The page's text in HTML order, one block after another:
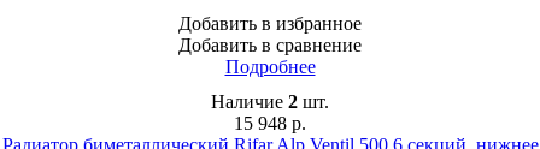
Добавить в избранное
Добавить в сравнение
Подробнее
Наличие 2 шт.
15 948 р.
Радиатор биметаллический Rifar Alp Ventil 500 6 секций, нижнее